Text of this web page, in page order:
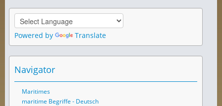
Powered by Translate
Navigator
Maritimes
maritime Begriffe - Deutsch